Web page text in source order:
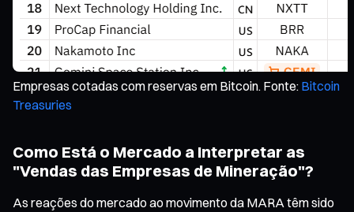
Empresas cotadas com reservas em Bitcoin. Fonte: Bitcoin
Treasuries
Como Está o Mercado a Interpretar as
"Vendas das Empresas de Mineração"?
As reações do mercado ao movimento da MARA têm sido